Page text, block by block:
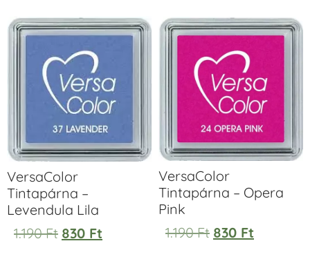
VersaColor
Tintapárna –
Levendula Lila
1.190Ft 830 Ft
VersaColor
Tintapárna – Opera
Pink
1.190Ft 830 Ft